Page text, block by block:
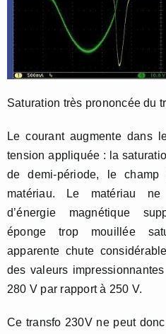
Saturation très prononcée du
Le courant augmente dans
tension appliquée : la
de demi-période, le
matériau. Le matériau
d’énergie magnétique
éponge trop mouillée
apparente chute
des valeurs
280 V par rapport à 250 V.
Ce transfo 230V ne peut